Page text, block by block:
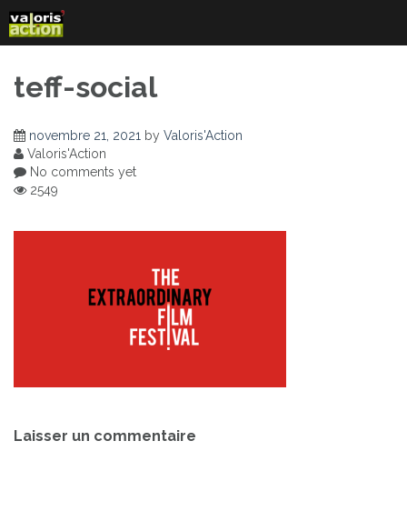
to
content
teff-social
novembre 21, 2021 by Valoris'Action
Valoris'Action
No comments yet
2549
de
Laisser un commentaire